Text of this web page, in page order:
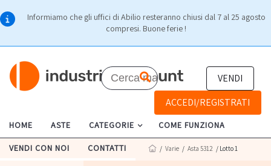
Informiamo che gli uffici di Abilio resteranno chiusi dal 7 al 25 agosto
compresi. Buone ferie !
VENDI
ACCEDI/REGISTRATI
HOME ASTE CATEGORIE COME FUNZIONA
VENDI CON NOI CONTATTI / Varie / Asta 5312 / Lotto 1